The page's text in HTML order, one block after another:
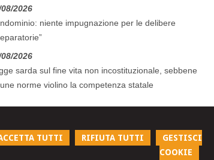
TUTTI RIFIUTA TUTTI
GESTISCI
COOKIE
2026
niente impugnazione per le delibere
2026
sarda sul fine vita non incostituzionale, sebbene
norme violino la competenza statale